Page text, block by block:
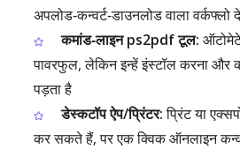
अपलोड‑कन्वर्ट‑डाउनलोड वाला वर्कफ्लो
कमांड‑लाइन ps2pdf टूल:
पावरफुल, लेकिन इन्हें इंस्टॉल करना और
पड़ता है
डेस्कटॉप ऐप/प्रिंटर:प्रिंट या
कर सकते हैं, पर एक क्विक ऑनलाइन